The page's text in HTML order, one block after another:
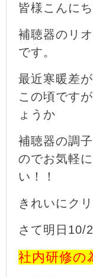
皆様こんに
補聴器のリ
です。
最近寒暖差
この頃です
ょうか
補聴器の調
のでお気軽
い！！
きれいにク
さて明日10/
社内研修の